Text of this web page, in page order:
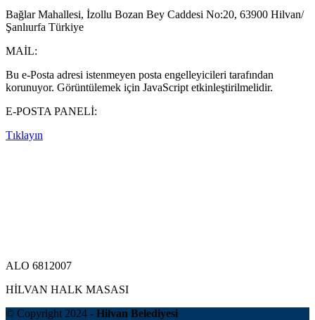
Bağlar Mahallesi, İzollu Bozan Bey Caddesi No:20, 63900 Hilvan/
Şanlıurfa Türkiye
MAİL:
Bu e-Posta adresi istenmeyen posta engelleyicileri tarafından
korunuyor. Görüntülemek için JavaScript etkinleştirilmelidir.
E-POSTA PANELİ:
Tıklayın
ALO 6812007
HİLVAN HALK MASASI
© Copyright 2024 - Hilvan Belediyesi